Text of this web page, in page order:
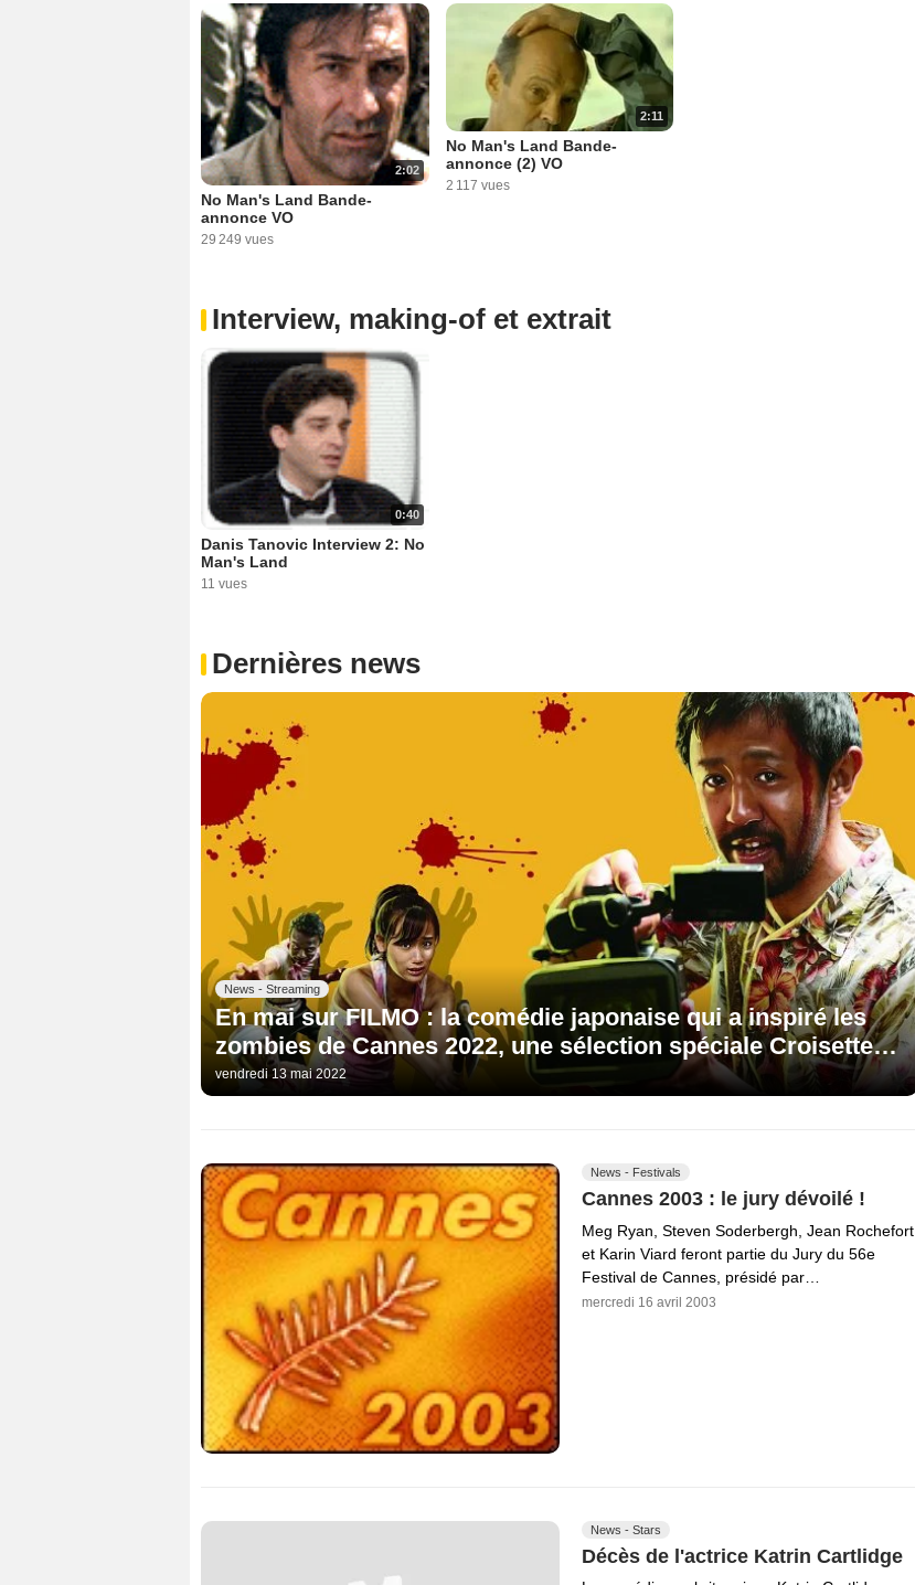
2:02
No Man's Land Bande-
annonce VO
29 249 vues
2:11
No Man's Land Bande-
annonce (2) VO
2 117 vues
Interview, making-of et extrait
0:40
Danis Tanovic Interview 2: No
Man's Land
11 vues
Dernières news
News - Streaming
En mai sur FILMO : la comédie japonaise qui a inspiré les
zombies de Cannes 2022, une sélection spéciale Croisette…
vendredi 13 mai 2022
News - Festivals
Cannes 2003 : le jury dévoilé !
Meg Ryan, Steven Soderbergh, Jean Rochefort
et Karin Viard feront partie du Jury du 56e
Festival de Cannes, présidé par…
mercredi 16 avril 2003
News - Stars
Décès de l'actrice Katrin Cartlidge